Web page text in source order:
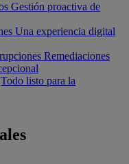
Gestión proactiva de
Una experiencia digital
Remediaciones
listo para la